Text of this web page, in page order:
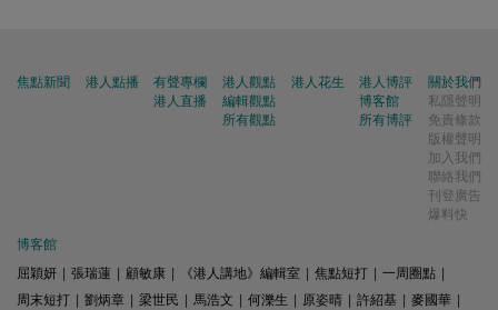
焦點新聞 港人點播
有聲專欄
港人直播
港人觀點
編輯觀點
所有觀點
港人花生
港人博評
博客館
所有博評
關於我們
私隱聲明
免責條款
版權聲明
加入我們
聯絡我們
刊登廣告
爆料快
博客館
屈穎妍
張瑞蓮 顧敏康 《港人講地》編輯室 焦點短打 一周圈點
周末短打
劉炳章 梁世民 馬浩文 何濼生 原姿晴 許紹基 麥國華